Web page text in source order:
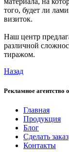
того, будет ли
визиток.
Наш центр
различной
тиражом.
Назад
Рекламное агентство
Главная
Продукция
Блог
Сделать заказ
Контакты